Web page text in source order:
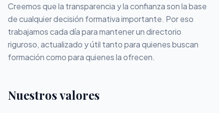
Creemos que la transparencia y la confianza son la base
de cualquier decisión formativa importante. Por eso
trabajamos cada día para mantener un directorio
riguroso, actualizado y útil tanto para quienes buscan
formación como para quienes la ofrecen.
Nuestros valores